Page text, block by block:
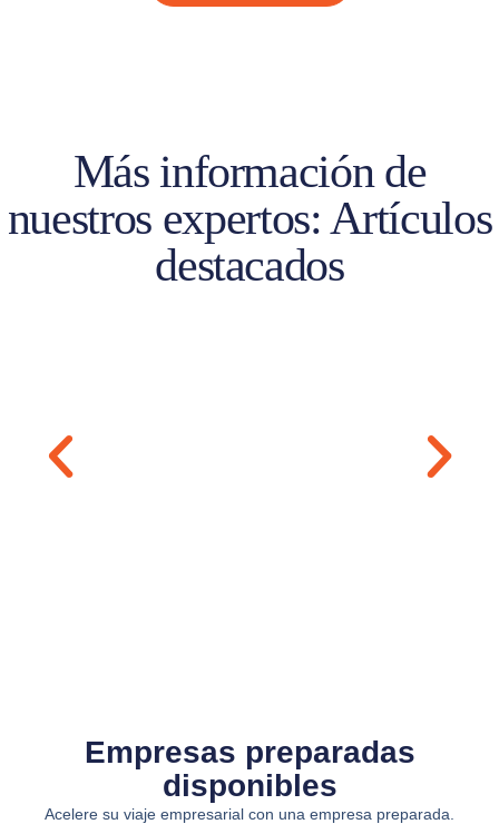
Más información de
nuestros expertos: Artículos
destacados
Empresas preparadas
disponibles
Acelere su viaje empresarial con una empresa preparada.